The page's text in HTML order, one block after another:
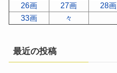
26画
27画 28画
33画
々
最近の投稿